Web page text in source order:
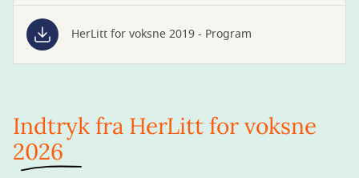
HerLitt for voksne 2019 - Program
Indtryk fra HerLitt for voksne
2026